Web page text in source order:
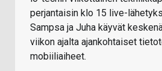
perjantaisin klo 15 live-
Sampsa ja Juha käyvät
viikon ajalta ajankohtaiset
mobiiliaiheet.